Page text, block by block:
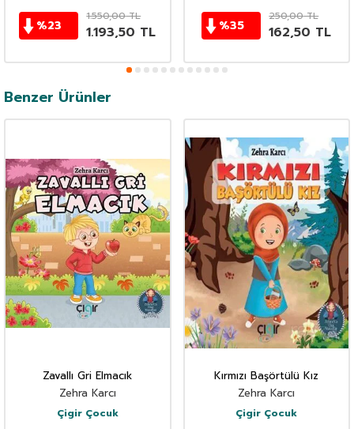
%23
1.550,00TL
1.193,50 TL %35
250,00TL
162,50 TL
Benzer Ürünler
Zavallı Gri Elmacık
Zehra Karcı
Çigir Çocuk
Kırmızı Başörtülü Kız
Zehra Karcı
Çigir Çocuk